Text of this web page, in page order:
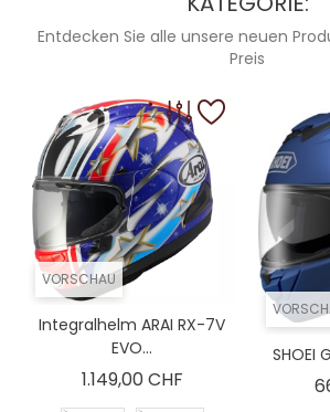
Entdecken Sie alle unsere neuen
Preis
VORSCHAU
Integralhelm ARAI RX-7V
EVO...
1.149,00 CHFPreis
SHOEI